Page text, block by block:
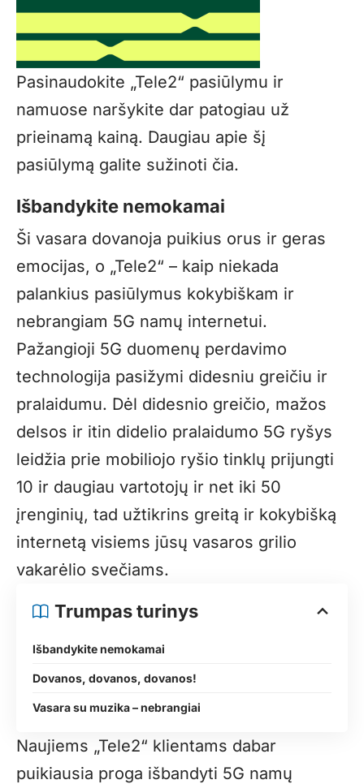
Pasinaudokite „Tele2“ pasiūlymu ir
namuose naršykite dar patogiau už
prieinamą kainą. Daugiau apie šį
pasiūlymą galite sužinoti čia.
Išbandykite nemokamai
Ši vasara dovanoja puikius orus ir geras
emocijas, o „Tele2“ – kaip niekada
palankius pasiūlymus kokybiškam ir
nebrangiam 5G namų internetui.
Pažangioji 5G duomenų perdavimo
technologija pasižymi didesniu greičiu ir
pralaidumu. Dėl didesnio greičio, mažos
delsos ir itin didelio pralaidumo 5G ryšys
leidžia prie mobiliojo ryšio tinklų prijungti
10 ir daugiau vartotojų ir net iki 50
įrenginių, tad užtikrins greitą ir kokybišką
internetą visiems jūsų vasaros grilio
vakarėlio svečiams.
Trumpas turinys
Išbandykite nemokamai
Dovanos, dovanos, dovanos!
Vasara su muzika – nebrangiai
Naujiems „Tele2“ klientams dabar
puikiausia proga išbandyti 5G namų